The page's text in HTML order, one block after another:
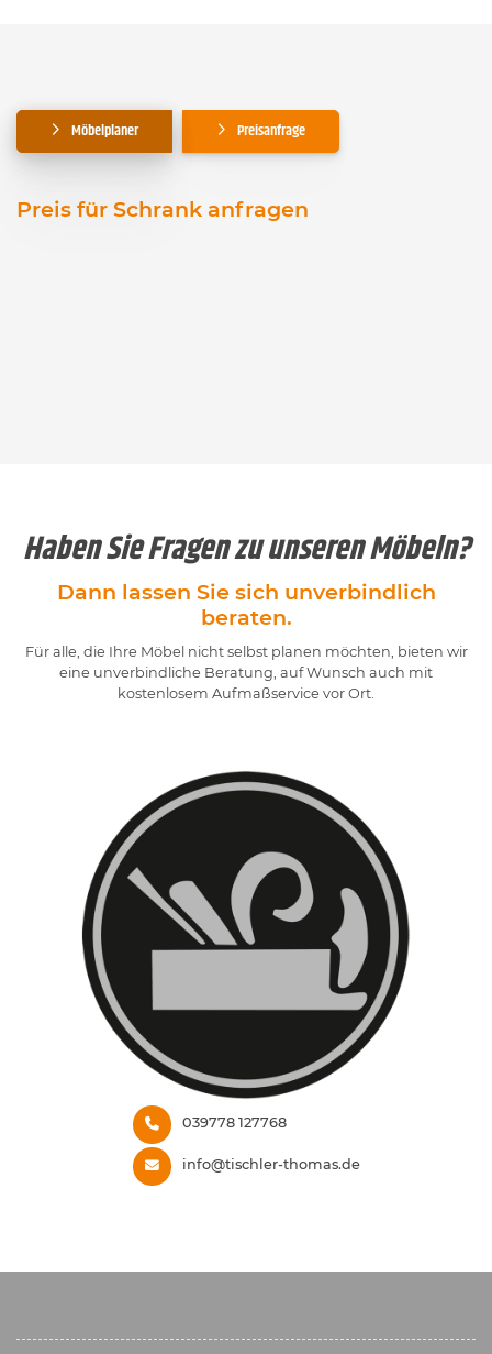
Möbelplaner Preisanfrage
Preis für Schrank anfragen
Haben Sie Fragen zu unseren Möbeln?
Dann lassen Sie sich unverbindlich
beraten.
Für alle, die Ihre Möbel nicht selbst planen möchten, bieten wir
eine unverbindliche Beratung, auf Wunsch auch mit
kostenlosem Aufmaßservice vor Ort.
039778 127768
info@tischler-thomas.de